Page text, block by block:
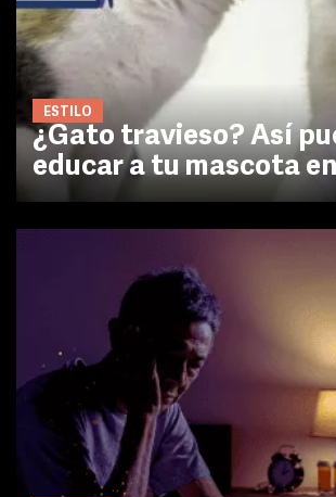
ESTILO
¿Gato travieso? Así
educar a tu mascota